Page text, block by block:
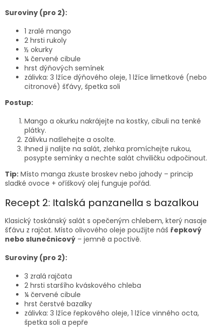
Suroviny (pro 2):
1 zralé mango
2 hrsti rukoly
½ okurky
¼ červené cibule
hrst dýňových semínek
zálivka: 3 lžíce dýňového oleje, 1 lžíce limetkové (nebo
citronové) šťávy, špetka soli
Postup:
Mango a okurku nakrájejte na kostky, cibuli na tenké
plátky.
Zálivku našlehejte a osolte.
Ihned ji nalijte na salát, zlehka promíchejte rukou,
posypte semínky a nechte salát chviličku odpočinout.
Tip: Místo manga zkuste broskev nebo jahody – princip
sladké ovoce + oříškový olej funguje pořád.
Recept 2: Italská panzanella s bazalkou
Klasický toskánský salát s opečeným chlebem, který nasaje
šťávu z rajčat. Místo olivového oleje použijte náš řepkový
nebo slunečnicový – jemně a poctivě.
Suroviny (pro 2):
3 zralá rajčata
2 hrsti staršího kváskového chleba
¼ červené cibule
hrst čerstvé bazalky
zálivka: 3 lžíce řepkového oleje, 1 lžíce vinného octa,
špetka soli a pepře